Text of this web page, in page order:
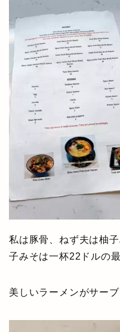
私は豚骨、ねず夫は柚
子みそは一杯22ドルの
美しいラーメンがサー